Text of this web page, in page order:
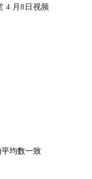
4 月8日视频
平均数一致